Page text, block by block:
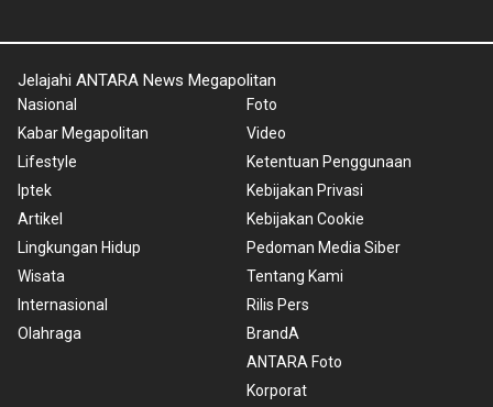
Jelajahi ANTARA News Megapolitan
Nasional
Kabar Megapolitan
Lifestyle
Iptek
Artikel
Lingkungan Hidup
Wisata
Internasional
Olahraga
Foto
Video
Ketentuan Penggunaan
Kebijakan Privasi
Kebijakan Cookie
Pedoman Media Siber
Tentang Kami
Rilis Pers
BrandA
ANTARA Foto
Korporat